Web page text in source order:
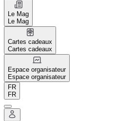
Le Mag
Le Mag
Cartes cadeaux
Cartes cadeaux
Espace organisateur
Espace organisateur
FR
FR